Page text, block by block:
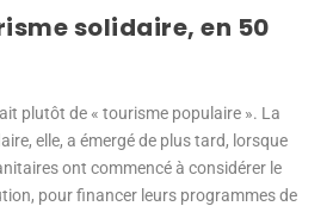
solidaire, en 50
plutôt de « tourisme populaire ». La
elle, a émergé de plus tard, lorsque
ont commencé à considérer le
pour financer leurs programmes de